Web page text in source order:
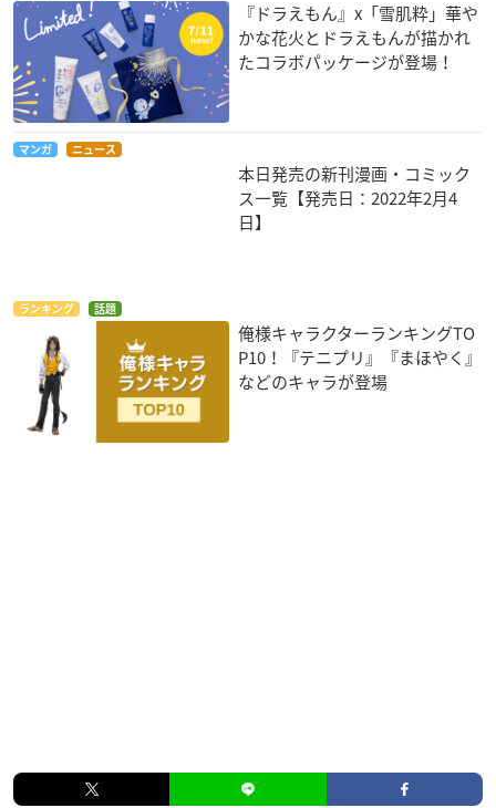
『ドラえもん』x「雪肌粋」華や
かな花火とドラえもんが描かれ
たコラボパッケージが登場！
マンガ ニュース
本日発売の新刊漫画・コミック
ス一覧【発売日：2022年2月4
日】
ランキング 話題
俺様キャラクターランキングTO
P10！『テニプリ』『まほやく』
などのキャラが登場